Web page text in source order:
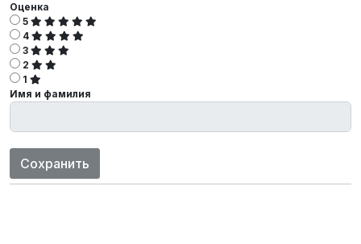
Оценка
5
4
3
2
1
Имя и фамилия
Сохранить